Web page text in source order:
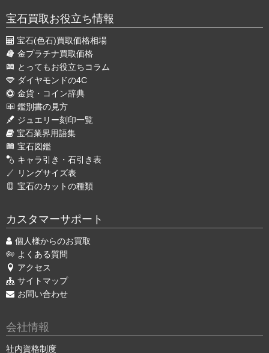
宝石買取お役立ち情報
宝石(色石)買取価格相場
金プラチナ買取価格
とってもお役立ちコラム
ダイヤモンドの4C
金貨・コイン辞典
鑑別書の見方
ジュエリー刻印一覧
宝石業界用語集
宝石図鑑
キャラ引き・石引き表
リングサイズ表
宝石のカットの種類
カスタマーサポート
個人様からのお買取
よくある質問
アクセス
サイトマップ
お問い合わせ
会社情報
社内資格制度